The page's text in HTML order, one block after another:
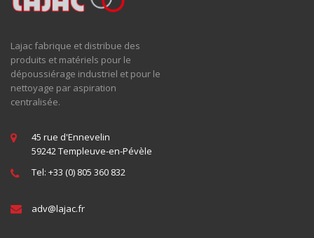
Lajac fabrique et distribue des
produits et matériels pour le
dépoussiérage industriel et pour le
nettoyage par aspiration
centralisée.
45 rue d'Ennevelin
59242 Templeuve-en-Pévèle
Tel: +33 (0) 805 360 832
adv@lajac.fr